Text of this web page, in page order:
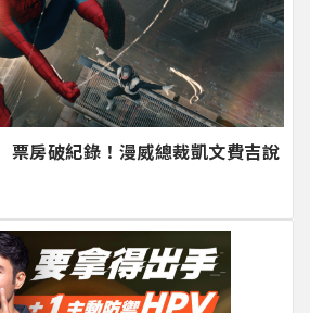
票房破紀錄！漫威總裁凱文費吉說